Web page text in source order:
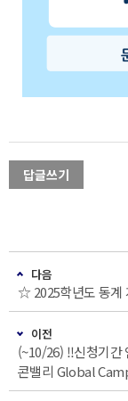
답글쓰기
다음
☆ 2025학년도 동계
이전
(~10/26) !!신청기간
콘밸리 Global